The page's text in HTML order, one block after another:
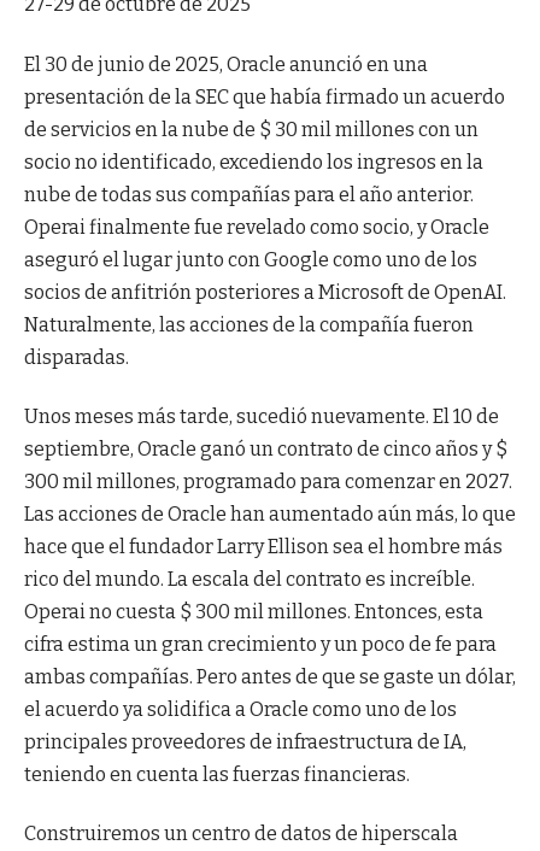
27-29 de octubre de 2025
El 30 de junio de 2025, Oracle anunció en una
presentación de la SEC que había firmado un acuerdo
de servicios en la nube de $ 30 mil millones con un
socio no identificado, excediendo los ingresos en la
nube de todas sus compañías para el año anterior.
Operai finalmente fue revelado como socio, y Oracle
aseguró el lugar junto con Google como uno de los
socios de anfitrión posteriores a Microsoft de OpenAI.
Naturalmente, las acciones de la compañía fueron
disparadas.
Unos meses más tarde, sucedió nuevamente. El 10 de
septiembre, Oracle ganó un contrato de cinco años y $
300 mil millones, programado para comenzar en 2027.
Las acciones de Oracle han aumentado aún más, lo que
hace que el fundador Larry Ellison sea el hombre más
rico del mundo. La escala del contrato es increíble.
Operai no cuesta $ 300 mil millones. Entonces, esta
cifra estima un gran crecimiento y un poco de fe para
ambas compañías. Pero antes de que se gaste un dólar,
el acuerdo ya solidifica a Oracle como uno de los
principales proveedores de infraestructura de IA,
teniendo en cuenta las fuerzas financieras.
Construiremos un centro de datos de hiperscala